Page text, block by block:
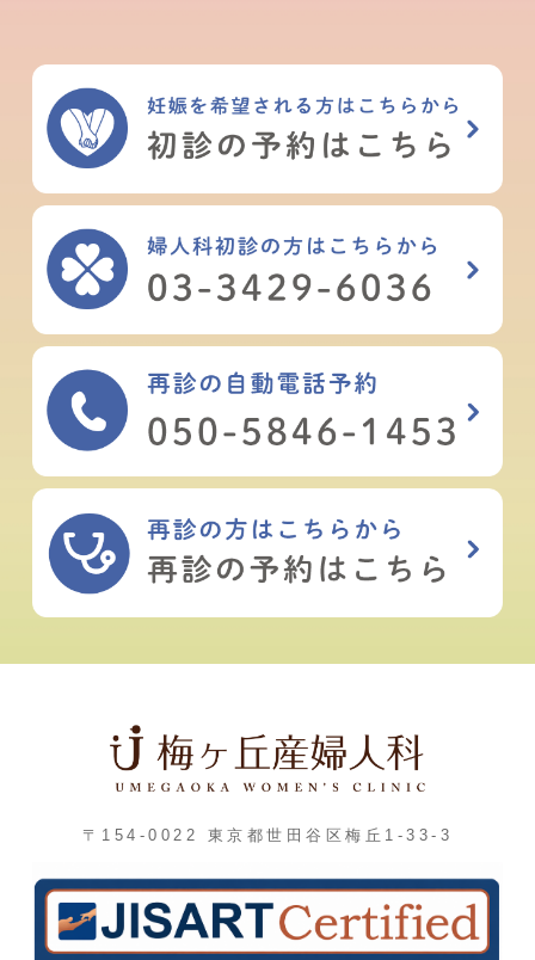
〒154-0022 東京都世田谷区梅丘1-33-3